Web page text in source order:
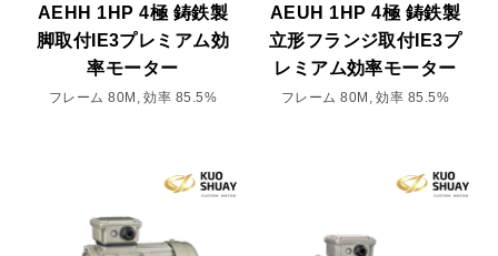
AEHH 1HP 4極 鋳鉄製
脚取付IE3プレミアム効
率モーター
フレーム 80M, 効率 85.5%
AEUH 1HP 4極 鋳鉄製
立形フランジ取付IE3プ
レミアム効率モーター
フレーム 80M, 効率 85.5%